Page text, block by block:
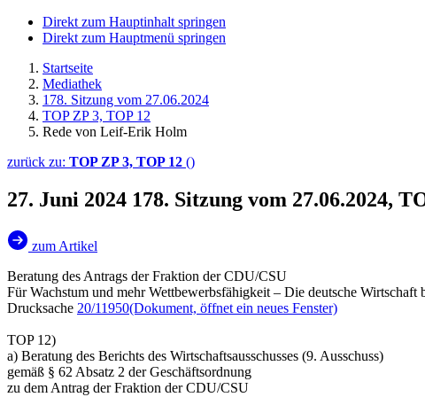
Direkt zum Hauptinhalt springen
Direkt zum Hauptmenü springen
Startseite
Mediathek
178. Sitzung vom 27.06.2024
TOP ZP 3, TOP 12
Rede von Leif-Erik Holm
zurück zu: TOP ZP 3, TOP 12 ()
27. Juni 2024 178. Sitzung vom 27.06.2024,
zum Artikel
Beratung des Antrags der Fraktion der CDU/CSU
Für Wachstum und mehr Wettbewerbsfähigkeit – Die deutsche Wirtschaft
Drucksache 20/11950(Dokument, öffnet ein neues Fenster)
TOP 12)
a) Beratung des Berichts des Wirtschaftsausschusses (9. Ausschuss)
gemäß § 62 Absatz 2 der Geschäftsordnung
zu dem Antrag der Fraktion der CDU/CSU